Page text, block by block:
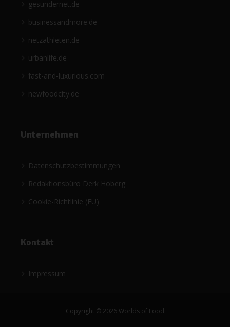
gesündernet.de
businessandmore.de
netzathleten.de
urbanlife.de
fast-and-luxurious.com
newfoodcity.de
Unternehmen
Datenschutzbestimmungen
Redaktionsbüro Derk Hoberg
Cookie-Richtlinie (EU)
Kontakt
Impressum
Copyright © 2026 Worlds of Food